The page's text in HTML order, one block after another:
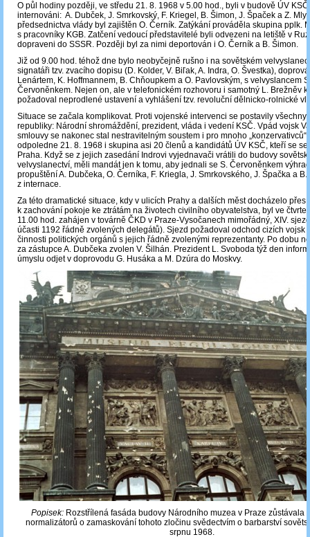
O půl hodiny později, ve středu 21. 8. 1968 v 5.00 hod., byli v budově ÚV
internováni: A. Dubček, J. Smrkovský, F. Kriegel, B. Šimon, J. Špaček a Z.
předsednictva vlády byl zajištěn O. Černík. Zatýkání prováděla skupina pplk.
s pracovníky KGB. Zatčení vedoucí představitelé byli odvezeni na letiště v
dopraveni do SSSR. Později byl za nimi deportován i O. Černík a B. Šimon.
Již od 9.00 hod. téhož dne bylo neobyčejně rušno i na sovětském
signatáři tzv. zvacího dopisu (D. Kolder, V. Biľak, A. Indra, O. Švestka),
Lenártem, K. Hoffmannem, B. Chňoupkem a O. Pavlovským, s velvyslancem
Červoněnkem. Nejen on, ale v telefonickém rozhovoru i samotný L. Brežněv
požadoval neprodlené ustavení a vyhlášení tzv. revoluční dělnicko-rolnické
Situace se začala komplikovat. Proti vojenské intervenci se postavily všechny
republiky: Národní shromáždění, prezident, vláda i vedení KSČ. Vpád vojsk
smlouvy se nakonec stal nestravitelným soustem i pro mnoho
odpoledne 21. 8. 1968 i skupina asi 20 členů a kandidátů ÚV KSČ, kteří se
Praha. Když se z jejich zasedání Indrovi vyjednavači vrátili do budovy
velvyslanectví, měli mandát jen k tomu, aby jednali se S. Červoněnkem
propuštění A. Dubčeka, O. Černíka, F. Kriegla, J. Smrkovského, J. Špačka a B.
z internace.
Za této dramatické situace, kdy v ulicích Prahy a dalších měst docházelo přes
k zachování pokoje ke ztrátám na životech civilního obyvatelstva, byl ve
11.00 hod. zahájen v továrně ČKD v Praze-Vysočanech mimořádný, XIV.
účasti 1192 řádně zvolených delegátů). Sjezd požadoval odchod cizích vojsk
činnosti politických orgánů s jejich řádně zvolenými reprezentanty. Po dobu
za zástupce A. Dubčeka zvolen V. Šilhán. Prezident L. Svoboda týž den
úmyslu odjet v doprovodu G. Husáka a M. Dzúra do Moskvy.
Popisek: Rozstřílená fasáda budovy Národního muzea v Praze zůstávala
normalizátorů o zamaskování tohoto zločinu svědectvím o barbarství
srpnu 1968.